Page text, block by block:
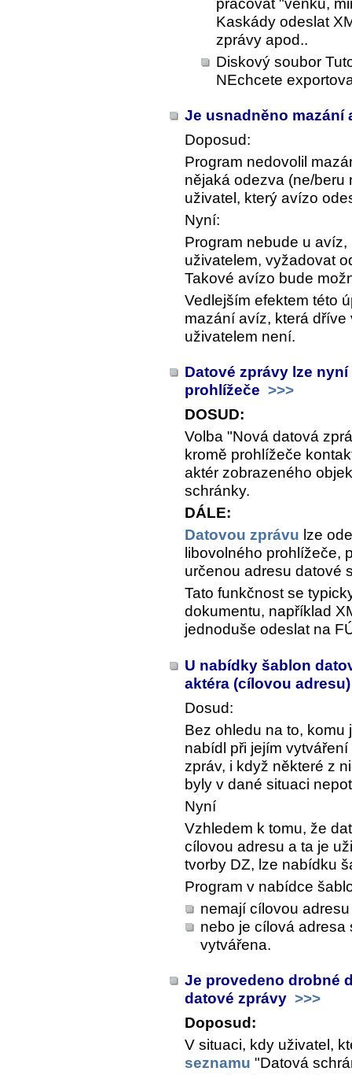
pracovat "venku,
Kaskády odeslat
zprávy apod..
Diskový soubor
NEchcete
Je usnadněno
Doposud:
Program nedovolil
nějaká odezva (ne/beru
uživatel, který avízo
Nyní:
Program nebude u
uživatelem, vyžadovat
Takové avízo bude
Vedlejším efektem této
mazání avíz, která dříve
uživatelem není.
Datové zprávy lze
prohlížeče >>>
DOSUD:
Volba "Nová datová
kromě prohlížeče
aktér zobrazeného
schránky.
DÁLE:
Datovou zprávu lze
libovolného prohlížeče,
určenou adresu datové
Tato funkčnost se
dokumentu, například
jednoduše odeslat na
U nabídky šablon
aktéra (cílovou
Dosud:
Bez ohledu na to, komu
nabídl při jejím
zpráv, i když některé z
byly v dané situaci
Nyní
Vzhledem k tomu, že
cílovou adresu a ta je
tvorby DZ, lze nabídku
Program v nabídce
nemají cílovou
nebo je cílová adresa
vytvářena.
Je provedeno drobné
datové zprávy >>>
Doposud:
V situaci, kdy uživatel,
seznamu "Datová